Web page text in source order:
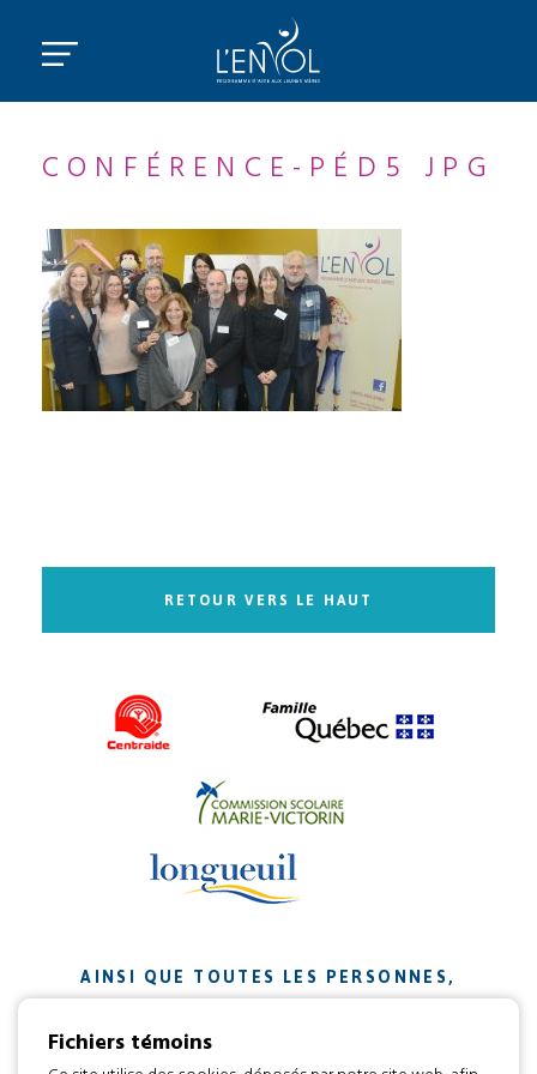
CONFÉRENCE-PÉD5 JPG
RETOUR VERS LE HAUT
AINSI QUE TOUTES LES PERSONNES,
ORGANISMES ET ENTREPRISES QUI ONT
CONTRIBUÉ À NOTRE MISSION.
Fichiers témoins